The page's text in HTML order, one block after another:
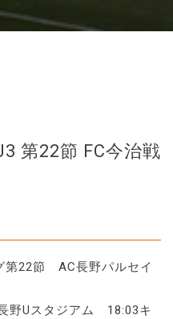
第22節 FC今治戦
第22節 AC長野パルセイ
野Uスタジアム 18:03キ